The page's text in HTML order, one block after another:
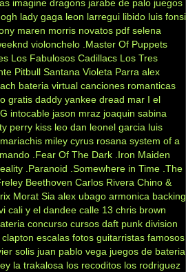
imagine dragons jarabe de palo juegos
lady gaga leon larregui libido luis fonsi
maren morris novatos pdf selena
violonchelo .Master Of Puppets
Los Fabulosos Cadillacs Los Tres
Pitbull Santana Violeta Parra alex
bateria virtual canciones romanticas
gratis daddy yankee dread mar I el
intocable jason mraz joaquin sabina
perry kiss leo dan leonel garcia luis
mariachis miley cyrus rosana system of a
.Fear Of The Dark .Iron Maiden
.Paranoid .Somewhere in Time .The
Beethoven Carlos Rivera Chino &
Morat Sia alex ubago armonica backing
cali y el dandee calle 13 chris brown
concurso cursos daft punk division
escalas fotos guitarristas famosos
solis juan pablo vega juegos de bateria
la trakalosa los recoditos los rodriguez